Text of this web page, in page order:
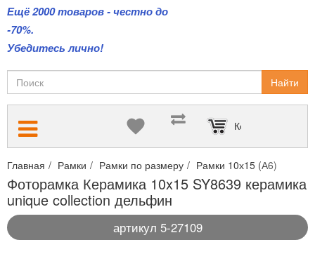
Ещё 2000 товаров - честно до
-70%.
Убедитесь лично!
Найти
Корзина пуста
Главная Рамки Рамки по размеру Рамки 10х15 (А6)
Фоторамка Керамика 10x15 SY8639 керамика
unique collection дельфин
артикул 5-27109